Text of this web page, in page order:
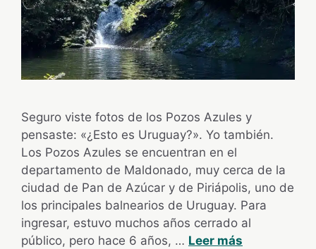
Seguro viste fotos de los Pozos Azules y
pensaste: «¿Esto es Uruguay?». Yo también.
Los Pozos Azules se encuentran en el
departamento de Maldonado, muy cerca de la
ciudad de Pan de Azúcar y de Piriápolis, uno de
los principales balnearios de Uruguay. Para
ingresar, estuvo muchos años cerrado al
público, pero hace 6 años, … Leer más